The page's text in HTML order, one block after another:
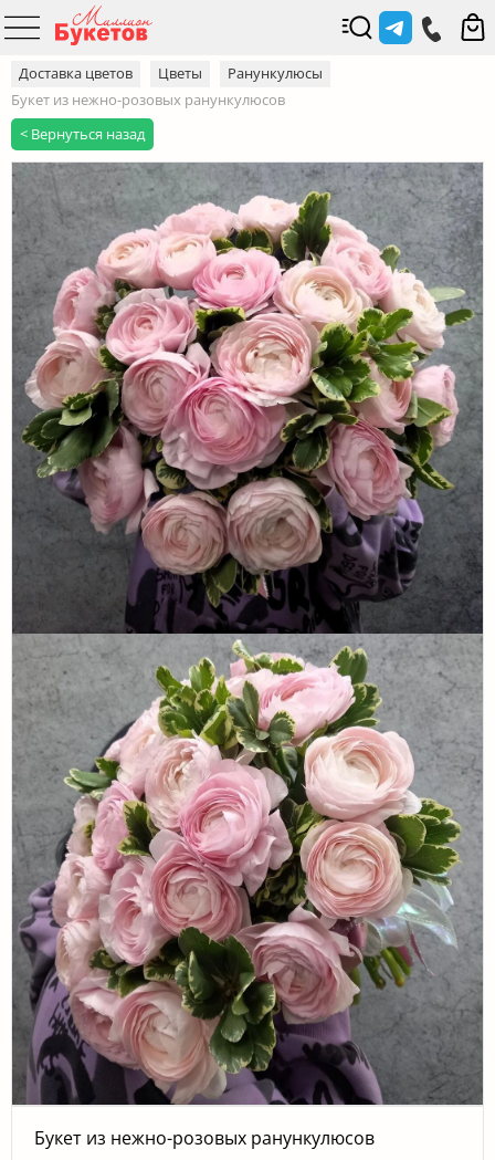
Доставка цветов Цветы
Ранункулюсы
Букет из нежно-розовых ранункулюсов
< Вернуться назад
Букет из нежно-розовых ранункулюсов